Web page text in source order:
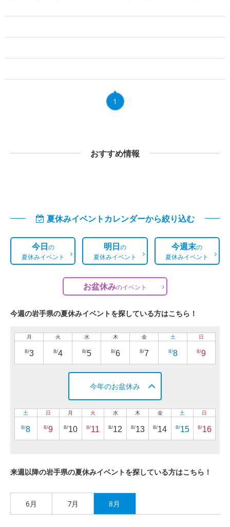
1
おすすめ情報
夏休みイベントカレンダーから絞り込む
今日の
夏休みイベント
明日の
夏休みイベント
今週末の
夏休みイベント
お盆休みのイベント
今週の岩手県の夏休みイベントを探している方はこちら！
月
8/3
火
8/4
水
8/5
木
8/6
金
8/7
土
8/8
日
8/9
今年のお盆休み
土
8/8
日
8/9
月
8/10
火
8/11
水
8/12
木
8/13
金
8/14
土
8/15
日
8/16
来週以降の岩手県の夏休みイベントを探している方はこちら！
6月 7月 8月